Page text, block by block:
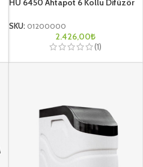
HU 6450 Ahtapot 6 Kollu Difüzör
SKU: 01200000
2.426,00₺
(1)